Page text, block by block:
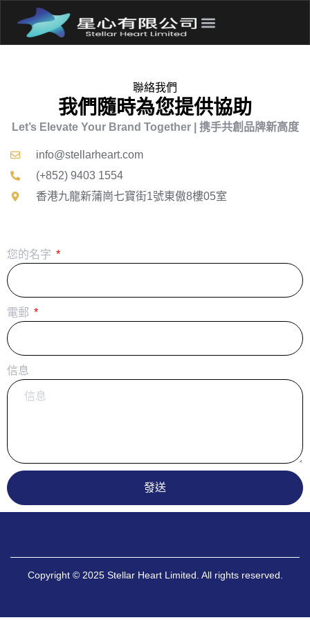
聯絡我們
我們隨時為您提供協助
Let’s Elevate Your Brand Together | 携手共創品牌新高度
info@stellarheart.com
(+852) 9403 1554
香港九龍新蒲崗七寶街1號東傲8樓05室
您的名字
電郵
信息
發送
Copyright © 2025 Stellar Heart Limited. All rights reserved.